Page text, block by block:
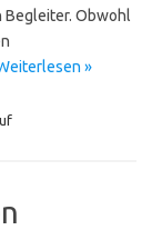
Begleiter. Obwohl
»